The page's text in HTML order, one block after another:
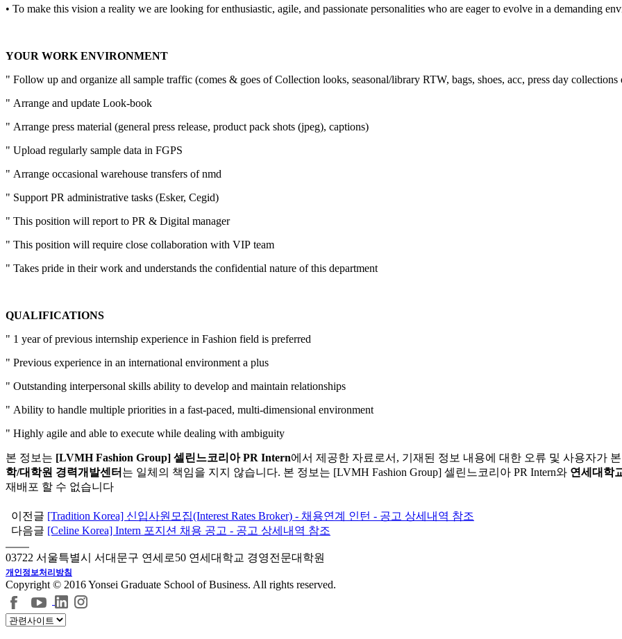
• To make this vision a reality we are looking for enthusiastic, agile, and passionate personalities who are eager to evolve in a demanding
YOUR WORK ENVIRONMENT
" Follow up and organize all sample traffic (comes & goes of Collection looks, seasonal/library RTW, bags, shoes, acc, press day collections
" Arrange and update Look-book
" Arrange press material (general press release, product pack shots (jpeg), captions)
" Upload regularly sample data in FGPS
" Arrange occasional warehouse transfers of nmd
" Support PR administrative tasks (Esker, Cegid)
" This position will report to PR & Digital manager
" This position will require close collaboration with VIP team
" Takes pride in their work and understands the confidential nature of this department
QUALIFICATIONS
" 1 year ofprevious internship experience in Fashion field is preferred
" Previous experience in an international environment a plus
" Outstanding interpersonal skills ability to develop and maintain relationships
" Ability to handle multiple priorities in a fast-paced, multi-dimensional environment
" Highly agile and able to execute while dealing with ambiguity
본 정보는 [LVMH Fashion Group] 셀린느코리아 PR Intern에서 제공한 자료로서, 기재된 정보 내용에 대한 오류 및 사용자가
학/대학원 경력개발센터 는 일체의 책임을 지지 않습니다. 본 정보는 [LVMH Fashion Group] 셀린느코리아 PR Intern와 연세대학
재배포 할 수 없습니다
이전글 [Tradition Korea] 신입사원모집(Interest Rates Broker) - 채용연계 인턴 - 공고 상세내역 참조
다음글 [Celine Korea] Intern 포지션 채용 공고 - 공고 상세내역 참조
03722 서울특별시 서대문구 연세로50 연세대학교 경영전문대학원
개인정보처리방침
Copyright © 2016 Yonsei Graduate School of Business. All rights reserved.